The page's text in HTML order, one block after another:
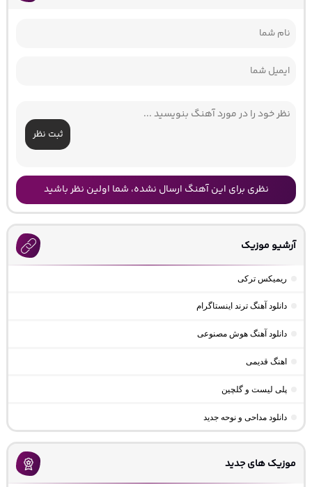
ثبت نظر
نظری برای این آهنگ ارسال نشده، شما اولین نظر باشید
آرشیو موزیک
ریمیکس ترکی
دانلود آهنگ ترند اینستاگرام
دانلود آهنگ هوش مصنوعی
اهنگ قدیمی
پلی لیست و گلچین
دانلود مداحی و نوحه جدید
موزیک های جدید